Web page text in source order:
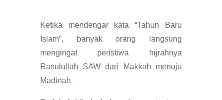
Ketika mendengar kata “Tahun Baru
Islam”, banyak orang langsung
mengingat peristiwa hijrahnya
Rasulullah SAW dari Makkah menuju
Madinah.